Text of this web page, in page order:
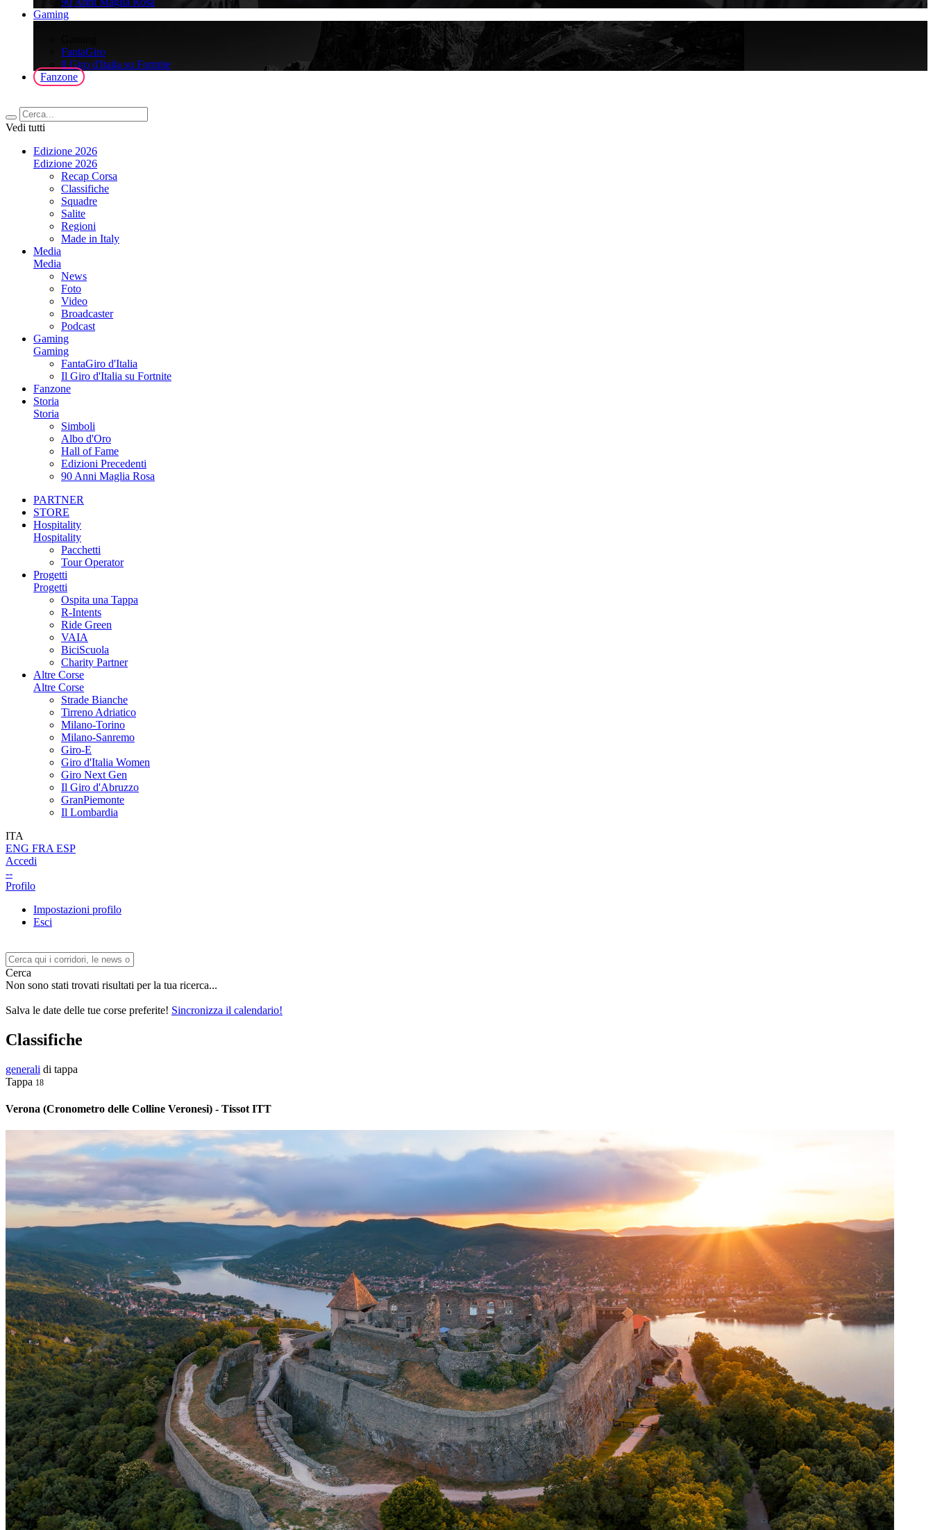
Gaming
FantaGiro
ll Giro d'Italia su Fortnite
Fanzone
Vedi tutti
Edizione 2026
Edizione 2026
Recap Corsa
Classifiche
Squadre
Salite
Regioni
Made in Italy
Media
Media
News
Foto
Video
Broadcaster
Podcast
Gaming
Gaming
FantaGiro d'Italia
Il Giro d'Italia su Fortnite
Fanzone
Storia
Storia
Simboli
Albo d'Oro
Hall of Fame
Edizioni Precedenti
90 Anni Maglia Rosa
PARTNER
STORE
Hospitality
Hospitality
Pacchetti
Tour Operator
Progetti
Progetti
Ospita una Tappa
R-Intents
Ride Green
VAIA
BiciScuola
Charity Partner
Altre Corse
Altre Corse
Strade Bianche
Tirreno Adriatico
Milano-Torino
Milano-Sanremo
Giro-E
Giro d'Italia Women
Giro Next Gen
Il Giro d'Abruzzo
GranPiemonte
Il Lombardia
ITA
ENG FRA ESP
Accedi
--
Profilo
Impostazioni profilo
Esci
Cerca
Non sono stati trovati risultati per la tua ricerca...
Salva le date delle tue corse preferite! Sincronizza il calendario!
Classifiche
generali di tappa
Tappa 18
Verona (Cronometro delle Colline Veronesi) - Tissot ITT